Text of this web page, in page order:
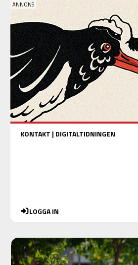
KONTAKT | DIGITALTIDNINGEN
LOGGA IN